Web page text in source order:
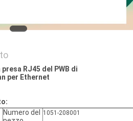
RJ45 del PWB di
per Ethernet
Numero del
1051-208001